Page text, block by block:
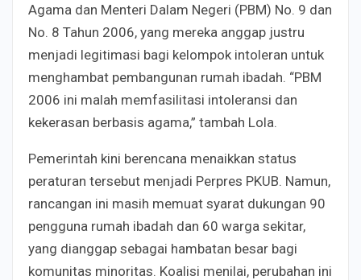
Agama dan Menteri Dalam Negeri (PBM) No. 9 dan
No. 8 Tahun 2006, yang mereka anggap justru
menjadi legitimasi bagi kelompok intoleran untuk
menghambat pembangunan rumah ibadah. “PBM
2006 ini malah memfasilitasi intoleransi dan
kekerasan berbasis agama,” tambah Lola.
Pemerintah kini berencana menaikkan status
peraturan tersebut menjadi Perpres PKUB. Namun,
rancangan ini masih memuat syarat dukungan 90
pengguna rumah ibadah dan 60 warga sekitar,
yang dianggap sebagai hambatan besar bagi
komunitas minoritas. Koalisi menilai, perubahan ini